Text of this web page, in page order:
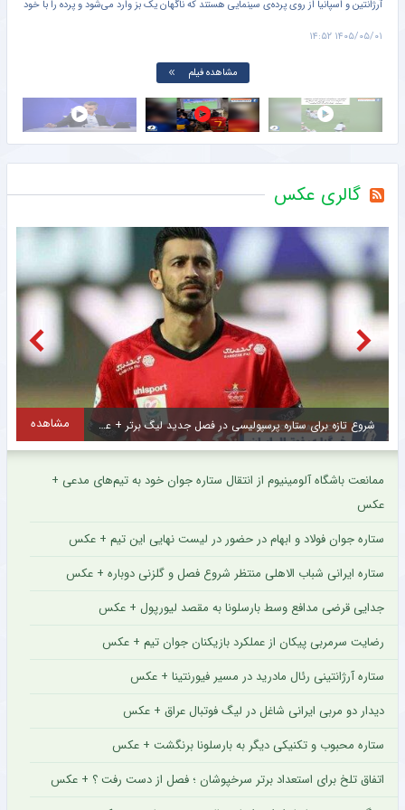
آرژانتین و اسپانیا از روی پرده‌ی سینمایی هستند که ناگهان یک بز وارد می‌شود و پرده را با خود
۱۴۰۵/۰۵/۰۱ ۱۴:۵۲
مشاهده فیلم
گالری عکس
شروع تازه برای ستاره پرسپولیسی در فصل جدید لیگ برتر + عکس مشاهده
ممانعت باشگاه آلومینیوم از انتقال ستاره جوان خود به تیم‌های مدعی +
عکس
ستاره جوان فولاد و ابهام در حضور در لیست نهایی این تیم + عکس
ستاره ایرانی شباب الاهلی منتظر شروع فصل و گلزنی دوباره + عکس
جدایی قرضی مدافع وسط بارسلونا به مقصد لیورپول + عکس
رضایت سرمربی پیکان از عملکرد بازیکنان جوان تیم + عکس
ستاره آرژانتینی رئال مادرید در مسیر فیورنتینا + عکس
دیدار دو مربی ایرانی شاغل در لیگ فوتبال عراق + عکس
ستاره محبوب و تکنیکی دیگر به بارسلونا برنگشت + عکس
اتفاق تلخ برای استعداد برتر سرخپوشان ؛ فصل از دست رفت ؟ + عکس